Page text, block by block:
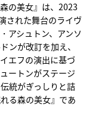
の美女』は、2023
された舞台のライヴ
アシュトン、アンソ
ンが改訂を加え、
エフの演出に基づ
ートンがステージ
統がぎっしりと詰
る森の美女』であ